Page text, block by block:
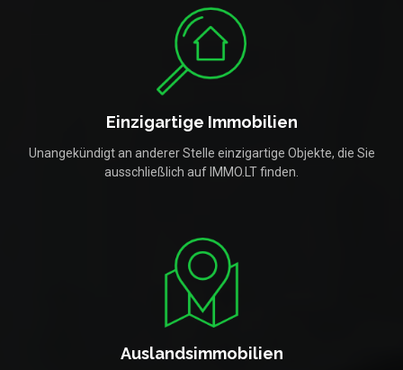
Einzigartige Immobilien
Unangekündigt an anderer Stelle einzigartige Objekte, die Sie
ausschließlich auf IMMO.LT finden.
Auslandsimmobilien